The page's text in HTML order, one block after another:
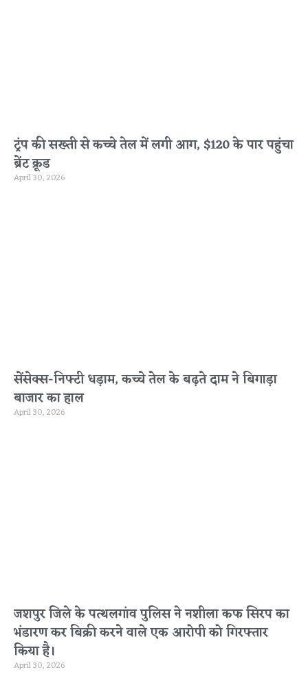
ट्रंप की सख्ती से कच्चे तेल में लगी आग, $120 के पार पहुंचा
ब्रेंट क्रूड
April 30, 2026
सेंसेक्स-निफ्टी धड़ाम, कच्चे तेल के बढ़ते दाम ने बिगाड़ा
बाजार का हाल
April 30, 2026
जशपुर जिले के पत्थलगांव पुलिस ने नशीला कफ सिरप का
भंडारण कर बिक्री करने वाले एक आरोपी को गिरफ्तार
किया है।
April 30, 2026